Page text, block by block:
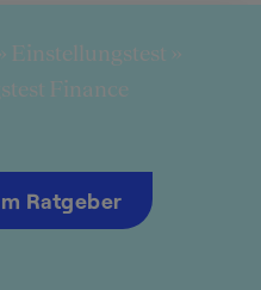
» Einstellungstest »
Finance
Ratgeber